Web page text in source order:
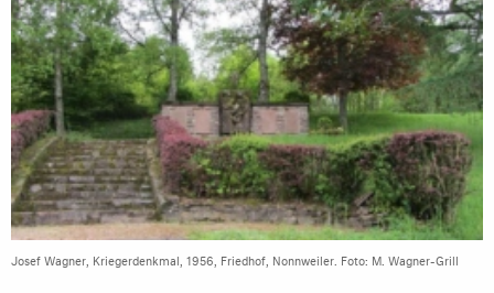
Josef Wagner, Kriegerdenkmal, 1956, Friedhof, Nonnweiler. Foto: M. Wagner-Grill